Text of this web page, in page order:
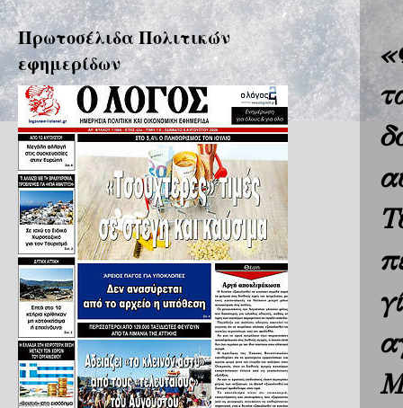
Πρωτοσέλιδα Πολιτικών
εφημερίδων